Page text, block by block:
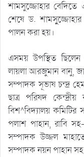
শামসুজ্জোহার বেদিতে
শেষে ড. শামসুুজ্জোহার
পালন করা হয়।
এসময় উপস্থিত ছিলেন
লায়লা আরজুমান বানু,
সম্পাদক সূভাষ চন্দ্র
ছাত্র পরিষদ
বিশ^বিদ্যালয় কমিটির
পলাশ পাহান, রাবি
সম্পাদক উজ্জল
সম্পাদক নয়ন পাহান সহ